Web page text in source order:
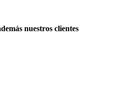
nuestros clientes